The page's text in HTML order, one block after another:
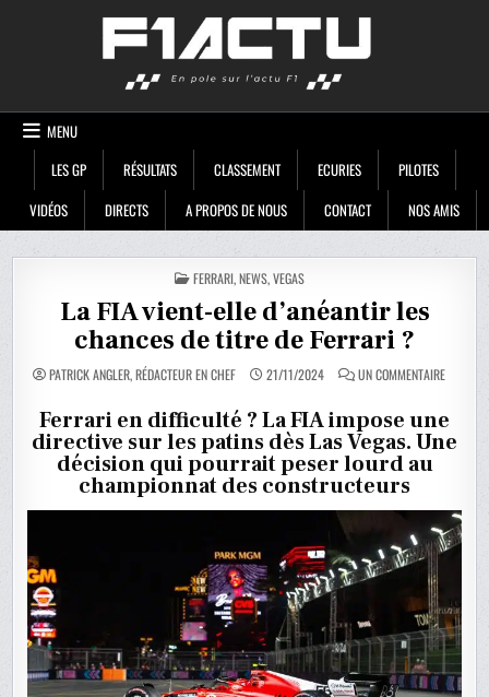
MENU
LES GP
RÉSULTATS CLASSEMENT ECURIES
PILOTES
VIDÉOS
DIRECTS A PROPOS DE NOUS CONTACT NOS AMIS
POSTED
IN
FERRARI,NEWS,VEGAS
La FIA vient-elle d’anéantir les
chances de titre de Ferrari ?
PATRICK ANGLER, RÉDACTEUR EN CHEF 21/11/2024 UN COMMENTAIRESUR
LA
VIENT-
ELLE
LES
FERRARI
?
Ferrari en difficulté ? La FIA impose une
directive sur les patins dès Las Vegas. Une
décision qui pourrait peser lourd au
championnat des constructeurs